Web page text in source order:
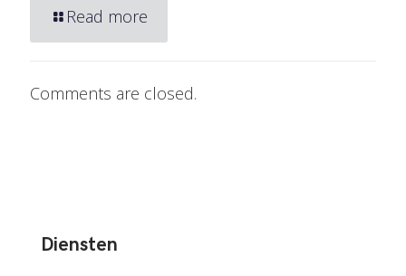
Read more
Comments are closed.
Diensten